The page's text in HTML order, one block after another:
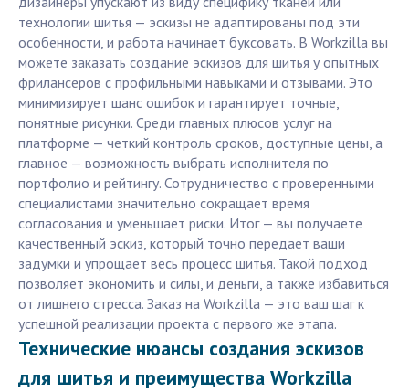
технологии шитья — эскизы не адаптированы под эти
особенности, и работа начинает буксовать. В Workzilla вы
можете заказать создание эскизов для шитья у опытных
фрилансеров с профильными навыками и отзывами. Это
минимизирует шанс ошибок и гарантирует точные,
понятные рисунки. Среди главных плюсов услуг на
платформе — четкий контроль сроков, доступные цены, а
главное — возможность выбрать исполнителя по
портфолио и рейтингу. Сотрудничество с проверенными
специалистами значительно сокращает время
согласования и уменьшает риски. Итог — вы получаете
качественный эскиз, который точно передает ваши
задумки и упрощает весь процесс шитья. Такой подход
позволяет экономить и силы, и деньги, а также избавиться
от лишнего стресса. Заказ на Workzilla — это ваш шаг к
успешной реализации проекта с первого же этапа.
Технические нюансы создания эскизов
для шитья и преимущества Workzilla